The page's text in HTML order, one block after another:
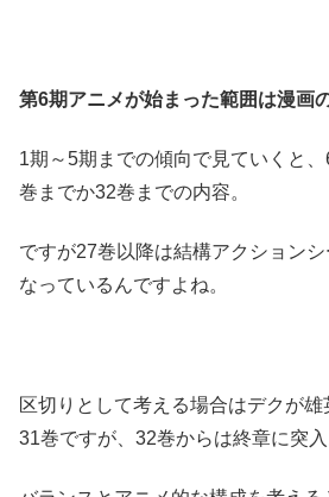
第6期アニメが始まった範囲は漫画
1期～5期までの傾向で見ていくと
巻までか32巻までの内容。
ですが27巻以降は結構アクション
なっているんですよね。
区切りとして考える場合はデクが
31巻ですが、32巻からは終章に突入